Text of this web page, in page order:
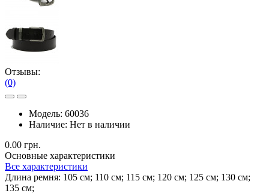
Отзывы:
(0)
Модель: 60036
Наличие: Нет в наличии
0.00 грн.
Основные характеристики
Все характеристики
Длина ремня: 105 см; 110 см; 115 см; 120 см; 125 см; 130 см;
135 см;